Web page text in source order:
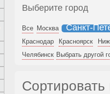
Выберите город
Все Москва Санкт-
Краснодар Красноярск
Челябинск Выбрать другой
Сортировать